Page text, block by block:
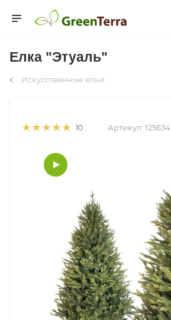
Елка "Этуаль"
Искусственные елки
10 Артикул: 125634